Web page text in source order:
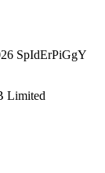
SpIdErPiGgY
Limited